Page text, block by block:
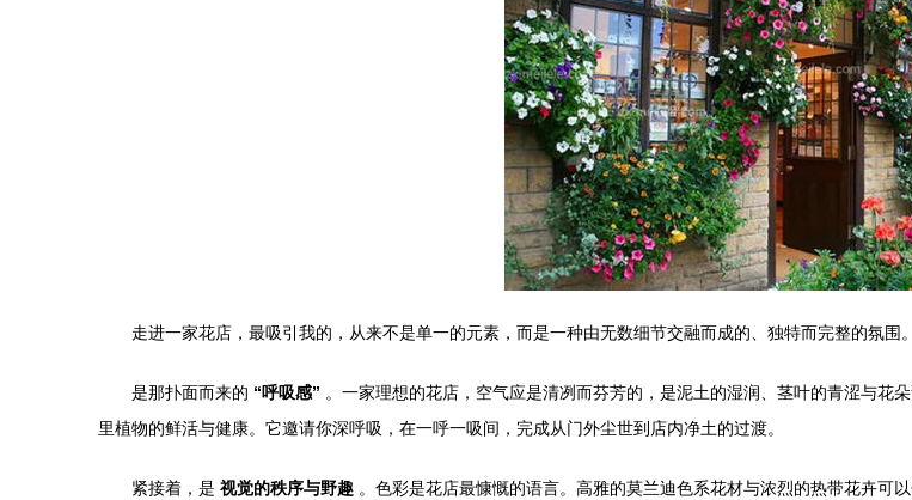
走进一家花店，最吸引我的，从来不是单一的元素，而是一种由无数细节交融而成的、独特而完整的氛围
是那扑面而来的 “呼吸感” 。一家理想的花店，空气应是清冽而芬芳的，是泥土的湿润、茎叶的青涩与花
里植物的鲜活与健康。它邀请你深呼吸，在一呼一吸间，完成从门外尘世到店内净土的过渡。
紧接着，是 视觉的秩序与野趣 。色彩是花店最慷慨的语言。高雅的莫兰迪色系花材与浓烈的热带花卉可